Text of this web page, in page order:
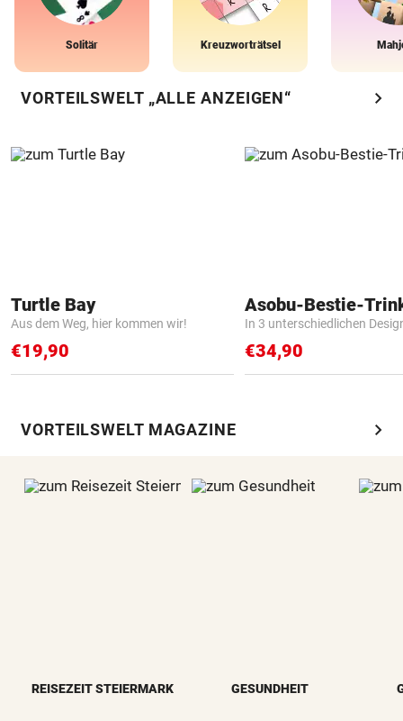
Solitär Kreuzworträtsel
VORTEILSWELT „ALLE ANZEIGEN“ chevron_right
Turtle Bay
Aus dem Weg, hier kommen wir!
€19,90
Asobu-Bestie-
In 3 unterschiedlichen
€34,90
VORTEILSWELT MAGAZINE chevron_right
REISEZEIT STEIERMARK GESUNDHEIT